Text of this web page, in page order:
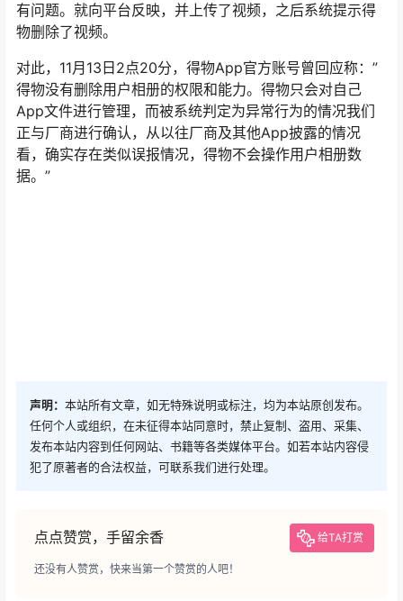
有问题。就向平台反映，并上传了视频，之后系统提示得
物删除了视频。
对此，11月13日2点20分，得物App官方账号曾回应称：”
得物没有删除用户相册的权限和能力。得物只会对自己
App文件进行管理，而被系统判定为异常行为的情况我们
正与厂商进行确认，从以往厂商及其他App披露的情况
看，确实存在类似误报情况，得物不会操作用户相册数
据。”
声明： 本站所有文章，如无特殊说明或标注，均为本站原创发布。
任何个人或组织，在未征得本站同意时，禁止复制、盗用、采集、
发布本站内容到任何网站、书籍等各类媒体平台。如若本站内容侵
犯了原著者的合法权益，可联系我们进行处理。
点点赞赏，手留余香 给TA打赏
还没有人赞赏，快来当第一个赞赏的人吧！